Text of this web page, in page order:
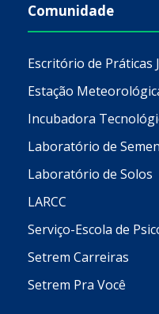
Comunidade
Escritório de Práticas
Estação
Incubadora
Laboratório de
Laboratório de Solos
LARCC
Serviço-Escola de
Setrem Carreiras
Setrem Pra Você